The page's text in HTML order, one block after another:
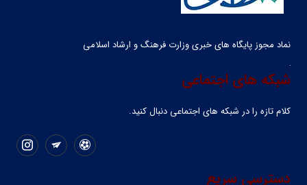
نماد مجوز پایگاه های خبری وزارت فرهنگ و ارشاد اسلامی
شبکه های اجتماعی
کلام تازه را در شبکه ‌های اجتماعی دنبال کنید.
دسترسی سریع